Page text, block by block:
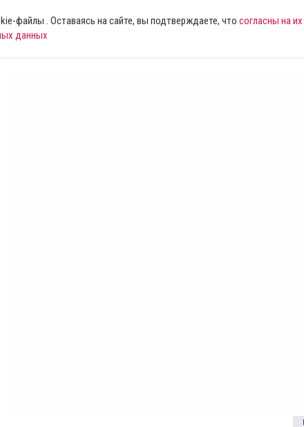
файлы . Оставаясь на сайте, вы подтверждаете, что согласны на
данных